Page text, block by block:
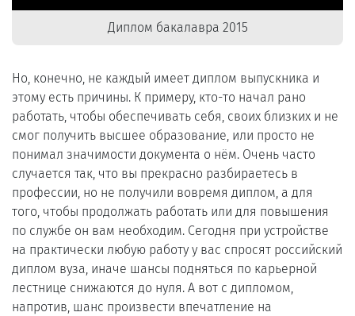
Диплом бакалавра 2015
Но, конечно, не каждый имеет диплом выпускника и
этому есть причины. К примеру, кто-то начал рано
работать, чтобы обеспечивать себя, своих близких и не
смог получить высшее образование, или просто не
понимал значимости документа о нём. Очень часто
случается так, что вы прекрасно разбираетесь в
профессии, но не получили вовремя диплом, а для
того, чтобы продолжать работать или для повышения
по службе он вам необходим. Сегодня при устройстве
на практически любую работу у вас спросят российский
диплом вуза, иначе шансы подняться по карьерной
лестнице снижаются до нуля. А вот с дипломом,
напротив, шанс произвести впечатление на